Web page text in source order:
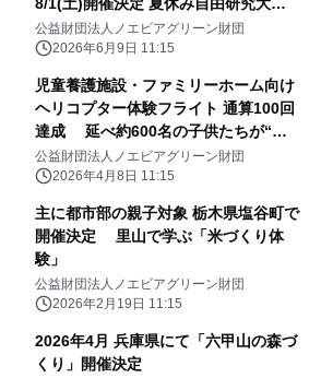
戦！都内唯一のみそ蔵職人がみそづく
りを直伝
公益財団法人ノエビアグリーン財団
2026年6月9日 11:15
児童養護施設・ファミリーホーム向け
ヘリコプター体験フライト 通算100回
達成 延べ約600名の子供たちが“空
からの学び”を体験
公益財団法人ノエビアグリーン財団
2026年4月8日 11:15
主に都市部の親子対象 栃木県塩谷町で
開催決定 里山で学ぶ「米づくり体
験」
公益財団法人ノエビアグリーン財団
2026年2月19日 11:15
2026年4月 兵庫県にて「六甲山の森づ
くり」開催決定